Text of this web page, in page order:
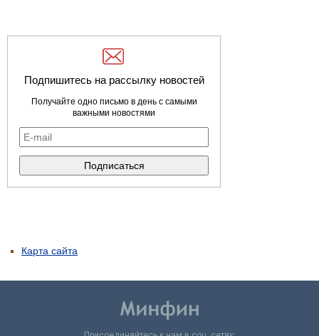
Подпишитесь на рассылку новостей
Получайте одно письмо в день с самыми
важными новостями
Карта сайта